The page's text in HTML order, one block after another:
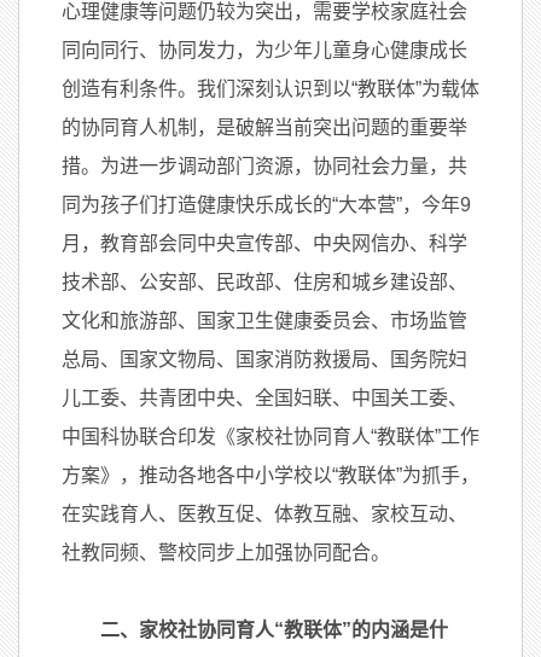
心理健康等问题仍较为突出，需要学校家庭社会
同向同行、协同发力，为少年儿童身心健康成长
创造有利条件。我们深刻认识到以“教联体”为载体
的协同育人机制，是破解当前突出问题的重要举
措。为进一步调动部门资源，协同社会力量，共
同为孩子们打造健康快乐成长的“大本营”，今年9
月，教育部会同中央宣传部、中央网信办、科学
技术部、公安部、民政部、住房和城乡建设部、
文化和旅游部、国家卫生健康委员会、市场监管
总局、国家文物局、国家消防救援局、国务院妇
儿工委、共青团中央、全国妇联、中国关工委、
中国科协联合印发《家校社协同育人“教联体”工作
方案》，推动各地各中小学校以“教联体”为抓手，
在实践育人、医教互促、体教互融、家校互动、
社教同频、警校同步上加强协同配合。
二、家校社协同育人“教联体”的内涵是什